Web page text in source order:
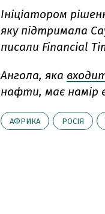
Ініціатором
яку підтримала
писали Financial
Ангола, яка
нафти, має намір
АФРИКА РОСІЯ